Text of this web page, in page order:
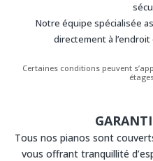
Notre équipe spécialisée
directement à
Certaines conditions peuvent
Tous nos pianos sont
vous offrant tranquillité